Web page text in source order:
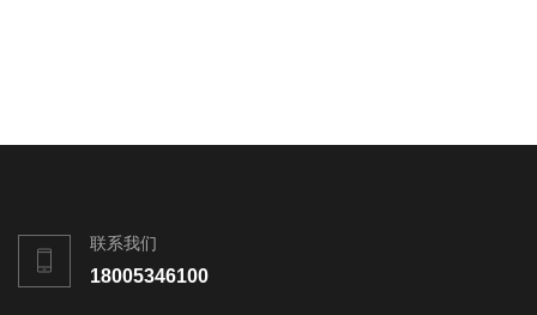
联系我们
18005346100